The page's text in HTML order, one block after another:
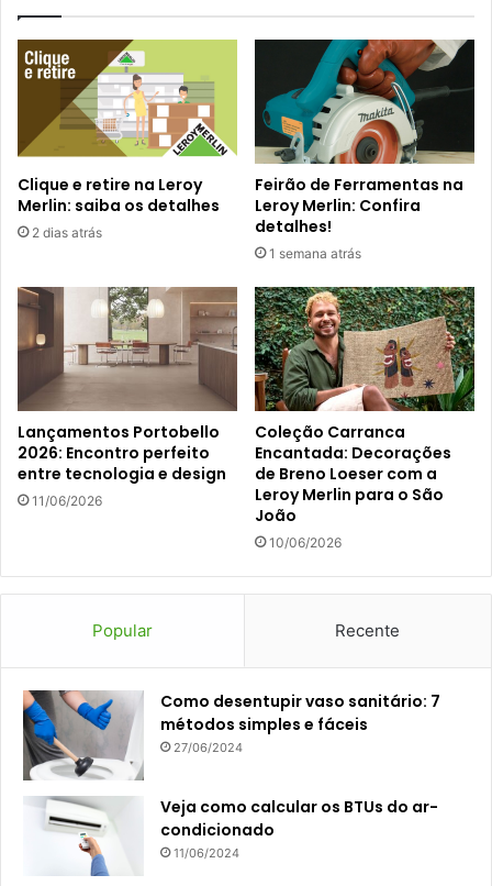
Clique e retire na Leroy
Merlin: saiba os detalhes
2 dias atrás
Feirão de Ferramentas na
Leroy Merlin: Confira
detalhes!
1 semana atrás
Lançamentos Portobello
2026: Encontro perfeito
entre tecnologia e design
11/06/2026
Coleção Carranca
Encantada: Decorações
de Breno Loeser com a
Leroy Merlin para o São
João
10/06/2026
Popular Recente
Como desentupir vaso sanitário: 7
métodos simples e fáceis
27/06/2024
Veja como calcular os BTUs do ar-
condicionado
11/06/2024